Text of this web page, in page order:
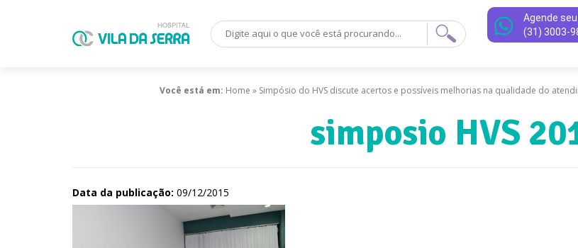
Agende
(31) 3003-
Você está em: Home » Simpósio do HVS discute acertos e possíveis melhorias na qualidade do
simposio HVS
Data da publicação: 09/12/2015